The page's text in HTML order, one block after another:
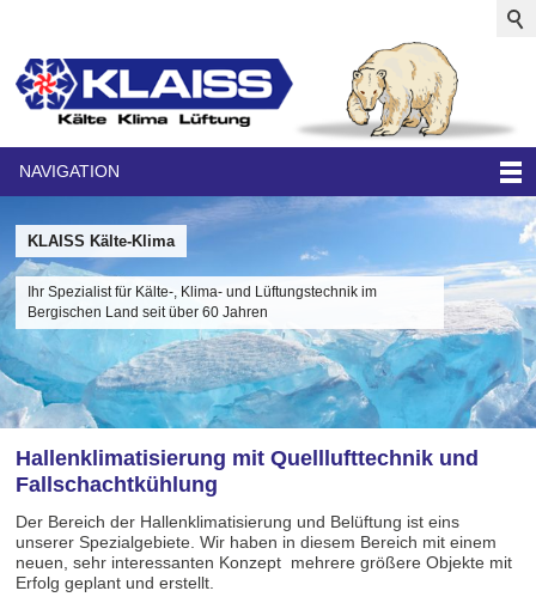
NAVIGATION
KLAISS Kälte-Klima
Ihr Spezialist für Kälte-, Klima- und Lüftungstechnik im
Bergischen Land seit über 60 Jahren
Hallenklimatisierung mit Quelllufttechnik und
Fallschachtkühlung
Der Bereich der Hallenklimatisierung und Belüftung ist eins
unserer Spezialgebiete. Wir haben in diesem Bereich mit einem
neuen, sehr interessanten Konzept mehrere größere Objekte mit
Erfolg geplant und erstellt.